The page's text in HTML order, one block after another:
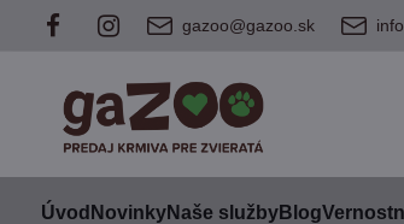
gazoo@gazoo.sk
Úvod NovinkyNaše službyBlog